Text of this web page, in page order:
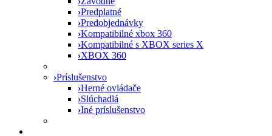
›Predplatné
›Predobjednávky
›Kompatibilné xbox 360
›Kompatibilné s XBOX series X
›XBOX 360
›Príslušenstvo
›Herné ovládače
›Slúchadlá
›Iné príslušenstvo